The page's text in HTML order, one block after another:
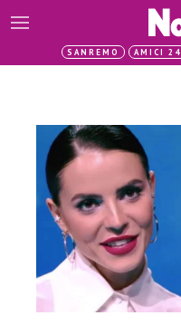
SANREMO AMICI 24